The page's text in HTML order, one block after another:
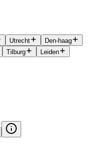
Utrecht
Den-haag
Tilburg
Leiden